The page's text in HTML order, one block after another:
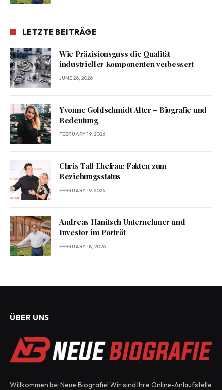
LETZTE BEITRÄGE
Wie Präzisionsguss die Qualität
industrieller Komponenten verbessert
JUNE 26, 2026
Yvonne Goldschmidt Alter – Biografie und
Bedeutung
FEBRUARY 19, 2026
Chris Tall Ehefrau: Fakten zum
Beziehungsstatus
FEBRUARY 19, 2026
Andreas Hanitsch Unternehmer und
Investor im Porträt
FEBRUARY 18, 2026
ÜBER UNS
Willkommen bei Neue Biografie! Wir sind Ihre Online-Anlaufstelle